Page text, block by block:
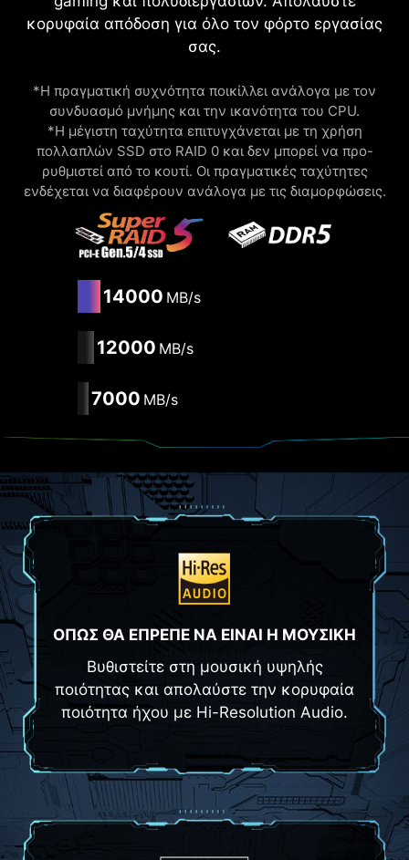
κορυφαία απόδοση για όλο τον φόρτο εργασίας
σας.
*Η πραγματική συχνότητα ποικίλλει ανάλογα με τον
συνδυασμό μνήμης και την ικανότητα του CPU.
*Η μέγιστη ταχύτητα επιτυγχάνεται με τη χρήση
πολλαπλών SSD στο RAID 0 και δεν μπορεί να προ-
ρυθμιστεί από το κουτί. Οι πραγματικές ταχύτητες
ενδέχεται να διαφέρουν ανάλογα με τις διαμορφώσεις.
14000 MB/s
12000 MB/s
7000 MB/s
ΟΠΩΣ ΘΑ ΕΠΡΕΠΕ ΝΑ ΕΙΝΑΙ Η ΜΟΥΣΙΚΗ
Βυθιστείτε στη μουσική υψηλής
ποιότητας και απολαύστε την κορυφαία
ποιότητα ήχου με Hi-Resolution Audio.